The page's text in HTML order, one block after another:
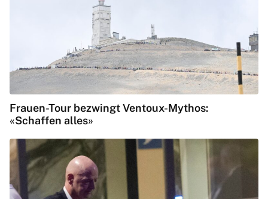
Frauen-Tour bezwingt Ventoux-Mythos:
«Schaffen alles»